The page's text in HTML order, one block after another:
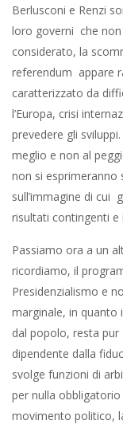
Berlusconi e Renzi
loro governi che
considerato, la
referendum appare
caratterizzato da
l’Europa, crisi
prevedere gli
meglio e non al
non si esprimeranno
sull’immagine di cui
risultati contingenti e
Passiamo ora a un
ricordiamo, il
Presidenzialismo e
marginale, in
dal popolo, resta
dipendente dalla
svolge funzioni di
per nulla
movimento politico,